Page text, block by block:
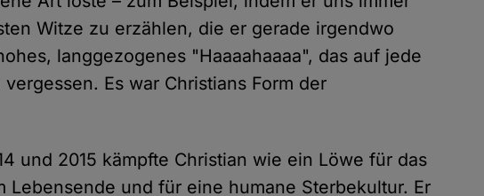
Witze zu erzählen, die er gerade irgendwo
langgezogenes "Haaaahaaaa", das auf jede
Es war Christians Form der
und 2015 kämpfte Christian wie ein Löwe für das
Lebensende und für eine humane Sterbekultur. Er